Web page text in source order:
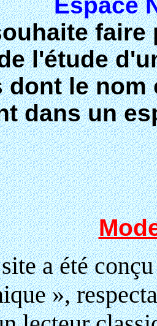
faire
l'étude
dont le nom
dans un
a été conçu
»,